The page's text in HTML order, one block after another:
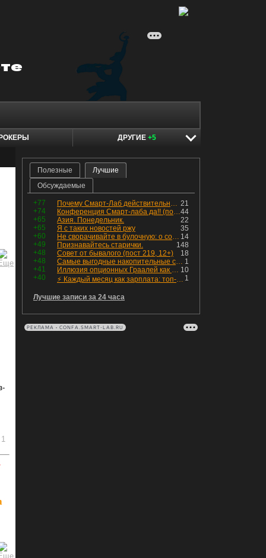
ДРУГИЕ +5
1
Полезные
Лучшие
Обсуждаемые
+77 21
Почему Смарт-Лаб действительно протух
+74
44
Конференция Смарт-лаба да!! (пост 218, 12+)
+65
22
Азия. Понедельник.
+65
35
Я с таких новостей ржу
+60
14
Не сворачивайте в булочную: о соблазнах на фондовом рынке
+49
148
Признавайтесь старички.
+48
18
Совет от бывалого (пост 219, 12+)
+48
1
Самые выгодные накопительные счета в августе с доходностью до 15,5%
+41
10
Иллюзия опционных Граалей как альтернатива стоп-лоссу
+40
1
⚡️ Каждый месяц как зарплата: топ-8 вкусных и надёжных бондов для пассивного дохода
Лучшие записи за 24 часа
РЕКЛАМА • CONFA.SMART-LAB.RU